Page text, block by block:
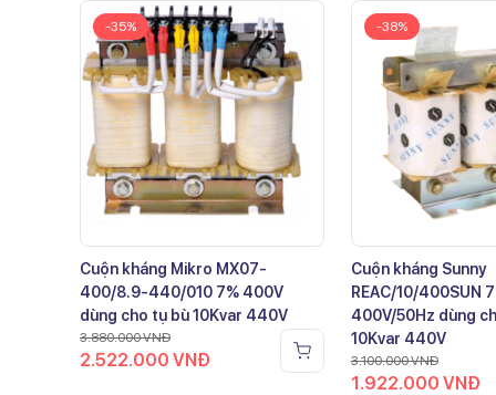
-35%
Cuộn kháng Mikro MX07-
400/8.9-440/010 7% 400V
dùng cho tụ bù 10Kvar 440V
3.880.000VNĐ
2.522.000 VNĐ
-38%
Cuộn kháng Sunny
REAC/10/400SUN
400V/50Hz dùng
10Kvar 440V
3.100.000VNĐ
1.922.000 VNĐ